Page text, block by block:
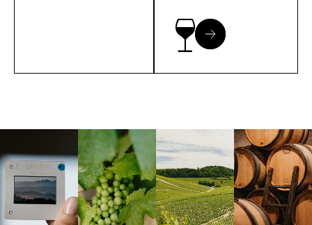
Langa, 1977 Borgogna,
Francia
Borgogna,
Francia
Instagram